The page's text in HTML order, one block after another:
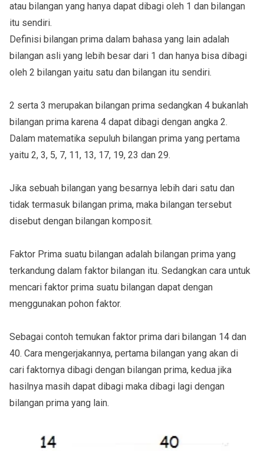
atau bilangan yang hanya dapat dibagi oleh 1 dan bilangan
itu sendiri.
Definisi bilangan prima dalam bahasa yang lain adalah
bilangan asli yang lebih besar dari 1 dan hanya bisa dibagi
oleh 2 bilangan yaitu satu dan bilangan itu sendiri.
2 serta 3 merupakan bilangan prima sedangkan 4 bukanlah
bilangan prima karena 4 dapat dibagi dengan angka 2.
Dalam matematika sepuluh bilangan prima yang pertama
yaitu 2, 3, 5, 7, 11, 13, 17, 19, 23 dan 29.
Jika sebuah bilangan yang besarnya lebih dari satu dan
tidak termasuk bilangan prima, maka bilangan tersebut
disebut dengan bilangan komposit.
Faktor Prima suatu bilangan adalah bilangan prima yang
terkandung dalam faktor bilangan itu. Sedangkan cara untuk
mencari faktor prima suatu bilangan dapat dengan
menggunakan pohon faktor.
Sebagai contoh temukan faktor prima dari bilangan 14 dan
40. Cara mengerjakannya, pertama bilangan yang akan di
cari faktornya dibagi dengan bilangan prima, kedua jika
hasilnya masih dapat dibagi maka dibagi lagi dengan
bilangan prima yang lain.